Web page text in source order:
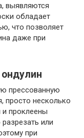
выявляются
обладает
что позволяет
даже при
прессованную
просто несколько
проклеены
или
при